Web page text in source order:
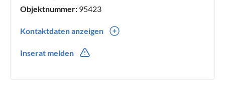
Objektnummer: 95423
Kontaktdaten anzeigen
Inserat melden